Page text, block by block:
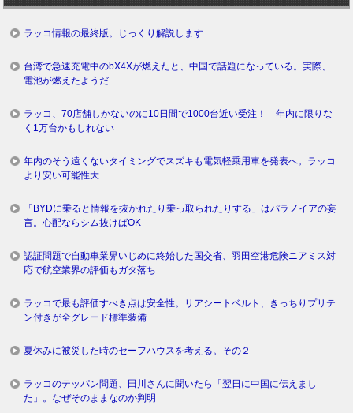
ラッコ情報の最終版。じっくり解説します
台湾で急速充電中のbX4Xが燃えたと、中国で話題になっている。実際、
電池が燃えたようだ
ラッコ、70店舗しかないのに10日間で1000台近い受注！ 年内に限りな
く1万台かもしれない
年内のそう遠くないタイミングでスズキも電気軽乗用車を発表へ。ラッコ
より安い可能性大
「BYDに乗ると情報を抜かれたり乗っ取られたりする」はパラノイアの妄
言。心配ならシム抜けばOK
認証問題で自動車業界いじめに終始した国交省、羽田空港危険ニアミス対
応で航空業界の評価もガタ落ち
ラッコで最も評価すべき点は安全性。リアシートベルト、きっちりプリテ
ン付きが全グレード標準装備
夏休みに被災した時のセーフハウスを考える。その２
ラッコのテッパン問題、田川さんに聞いたら「翌日に中国に伝えまし
た」。なぜそのままなのか判明